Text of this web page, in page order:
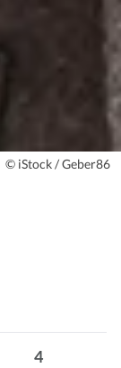
© iStock / Geber86
4